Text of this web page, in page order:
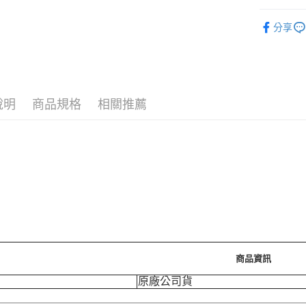
7-11取貨
分享
明 商品規格 相關推薦
商品資訊
原廠公司貨